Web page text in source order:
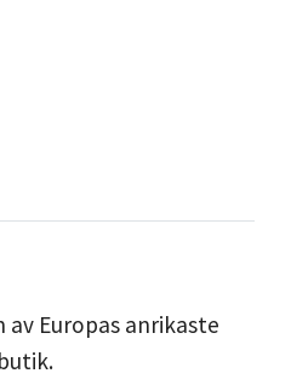
Europas anrikaste